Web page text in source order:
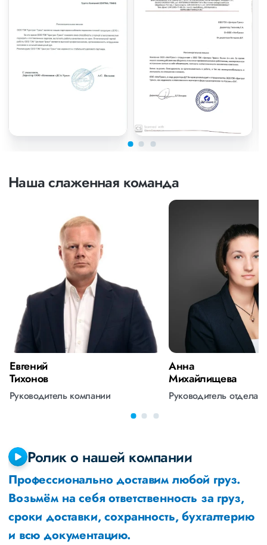
Наша слаженная команда
Евгений
Тихонов
Руководитель компании
Анна
Михайлищева
Руководитель отдела
Ролик о нашей компании
Профессионально доставим любой груз.
Возьмём на себя ответственность за груз,
сроки доставки, сохранность, бухгалтерию
и всю документацию.